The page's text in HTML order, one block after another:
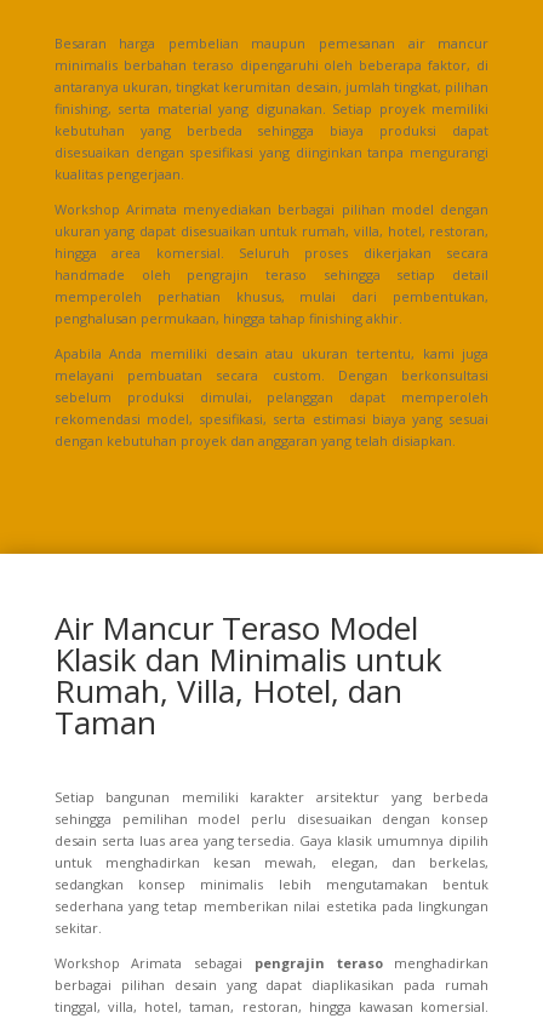
Besaran harga pembelian maupun pemesanan air mancur
minimalis berbahan teraso dipengaruhi oleh beberapa faktor, di
antaranya ukuran, tingkat kerumitan desain, jumlah tingkat, pilihan
finishing, serta material yang digunakan. Setiap proyek memiliki
kebutuhan yang berbeda sehingga biaya produksi dapat
disesuaikan dengan spesifikasi yang diinginkan tanpa mengurangi
kualitas pengerjaan.
Workshop Arimata menyediakan berbagai pilihan model dengan
ukuran yang dapat disesuaikan untuk rumah, villa, hotel, restoran,
hingga area komersial. Seluruh proses dikerjakan secara
handmade oleh pengrajin teraso sehingga setiap detail
memperoleh perhatian khusus, mulai dari pembentukan,
penghalusan permukaan, hingga tahap finishing akhir.
Apabila Anda memiliki desain atau ukuran tertentu, kami juga
melayani pembuatan secara custom. Dengan berkonsultasi
sebelum produksi dimulai, pelanggan dapat memperoleh
rekomendasi model, spesifikasi, serta estimasi biaya yang sesuai
dengan kebutuhan proyek dan anggaran yang telah disiapkan.
Air Mancur Teraso Model
Klasik dan Minimalis untuk
Rumah, Villa, Hotel, dan
Taman
Setiap bangunan memiliki karakter arsitektur yang berbeda
sehingga pemilihan model perlu disesuaikan dengan konsep
desain serta luas area yang tersedia. Gaya klasik umumnya dipilih
untuk menghadirkan kesan mewah, elegan, dan berkelas,
sedangkan konsep minimalis lebih mengutamakan bentuk
sederhana yang tetap memberikan nilai estetika pada lingkungan
sekitar.
Workshop Arimata sebagai pengrajin terasomenghadirkan
berbagai pilihan desain yang dapat diaplikasikan pada rumah
tinggal, villa, hotel, taman, restoran, hingga kawasan komersial.